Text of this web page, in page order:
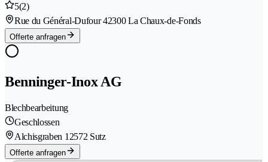
5(2)
Rue du Général-Dufour 42300 La Chaux-de-Fonds
Offerte anfragen
Benninger-Inox AG
Blechbearbeitung
Geschlossen
Alchisgraben 1 2572 Sutz
Offerte anfragen